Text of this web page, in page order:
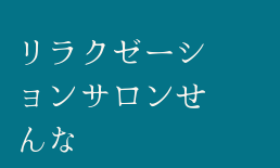
ストにも応じてくださ
り、ありがとうござい
ました。ほぐれました
＾_＾（Y.M様） ・リ
リラクゼーシ
ョンサロンせ
んな